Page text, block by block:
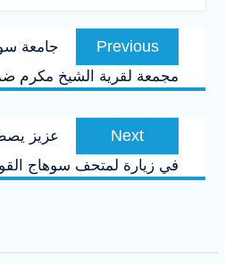
تصفّح
المقالاتPrevious
Previous
post:
جامعة
مجمعة لقرية الشيخ مكرم
Next
post:
عزيز
في زيارة لمتحف سوهاج